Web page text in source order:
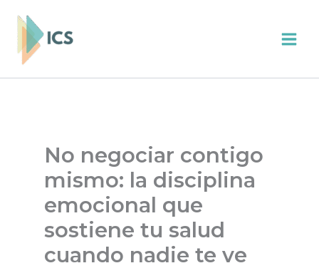
contenido
No negociar contigo
mismo: la disciplina
emocional que
sostiene tu salud
cuando nadie te ve